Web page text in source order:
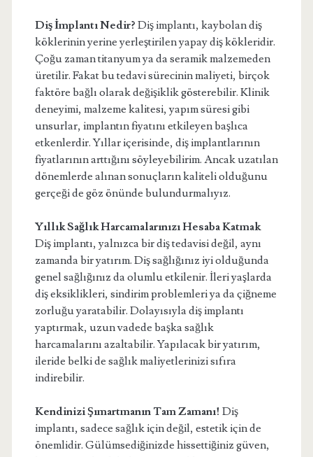
Diş İmplantı Nedir? Diş implantı, kaybolan diş
köklerinin yerine yerleştirilen yapay diş kökleridir.
Çoğu zaman titanyum ya da seramik malzemeden
üretilir. Fakat bu tedavi sürecinin maliyeti, birçok
faktöre bağlı olarak değişiklik gösterebilir. Klinik
deneyimi, malzeme kalitesi, yapım süresi gibi
unsurlar, implantın fiyatını etkileyen başlıca
etkenlerdir. Yıllar içerisinde, diş implantlarının
fiyatlarının arttığını söyleyebilirim. Ancak uzatılan
dönemlerde alınan sonuçların kaliteli olduğunu
gerçeği de göz önünde bulundurmalıyız.
Yıllık Sağlık Harcamalarınızı Hesaba Katmak
Diş implantı, yalnızca bir diş tedavisi değil, aynı
zamanda bir yatırım. Diş sağlığınız iyi olduğunda
genel sağlığınız da olumlu etkilenir. İleri yaşlarda
diş eksiklikleri, sindirim problemleri ya da çiğneme
zorluğu yaratabilir. Dolayısıyla diş implantı
yaptırmak, uzun vadede başka sağlık
harcamalarını azaltabilir. Yapılacak bir yatırım,
ileride belki de sağlık maliyetlerinizi sıfıra
indirebilir.
Kendinizi Şımartmanın Tam Zamanı! Diş
implantı, sadece sağlık için değil, estetik için de
önemlidir. Gülümsediğinizde hissettiğiniz güven,